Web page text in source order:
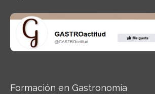
Formación en Gastronomía